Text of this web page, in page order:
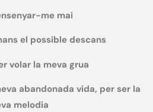
me mai
el possible descans
volar la meva grua
abandonada vida, per ser la
melodia